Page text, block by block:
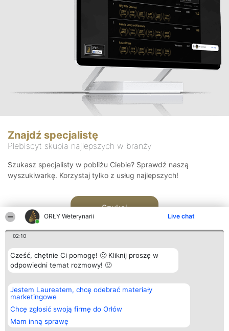
ORŁY Weterynarii Live chat
02:10
Cześć, chętnie Ci pomogę! 🙂 Kliknij proszę w
odpowiedni temat rozmowy! 🙂
Jestem Laureatem, chcę odebrać materiały
marketingowe
Chcę zgłosić swoją firmę do Orłów
Mam inną sprawę
Znajdź specjalistę
Plebiscyt skupia najlepszych w branży
Szukasz specjalisty w pobliżu Ciebie? Sprawdź naszą
wyszukiwarkę. Korzystaj tylko z usług najlepszych!
Szukaj
Organizator plebiscytu
Bright Side Solutions sp. z o.
o. sp. k.
ul. Ruska 22
Wrocław 50-079
KRS 0000749100 | Regon
381313360 | NIP 8943132676
Plebiscyt
Laureaci
wszystkich
Laureatów
Regulamin
Kontakt
Kontakt